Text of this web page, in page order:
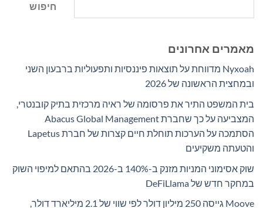
חיפוש
מאמרים אחרונים
Nyxoah מדווחת על תוצאות פיננסיות ותפעוליות ברבעון השני
ובמחצית הראשונה של 2026
בית המשפט התיר את פרסומה של ראיה מרכזית בתיק קובנטרי,
המצביעה על כך שחברת Abacus Global Management
הסתמכה על הערכות תוחלת חיים קצרות של חברת Lapetus
והטעתה משקיעים
שוק אסימוני המניות מזנק ב-140% ב-2026 בהתאם למיפוי השוק
במחקר חדש של DeFiLlama
Moove גייסה 250 מיליון דולר לפי שווי של 2.1 מיליארד דולר,